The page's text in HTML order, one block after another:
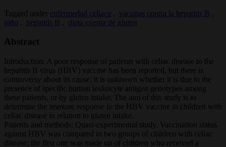
Tagged under enfermedad celiaca vacunas contra la hepatitis B
niño
hepatitis B dieta exenta de gluten
Abstract
Introduction: A poor response of patients with celiac disease to the
hepatitis B virus (HBV) vaccine has been reported, but there is
controversy about its cause: it is unknown whether it is due to the
presence of specific human leukocyte antigen genotypes among
these patients, or by gluten intake. The aim of this study is to
determine the immune response to the HBV vaccine in children with
celiac disease in relation to gluten intake.
Patients and methods: Quasi-experimental study. Vaccination status
against HBV was compared in two groups of children with celiac
disease: the first one was made up of children who received a